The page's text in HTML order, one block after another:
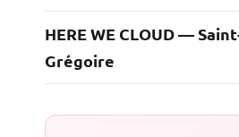
HERE WE CLOUD —
Grégoire